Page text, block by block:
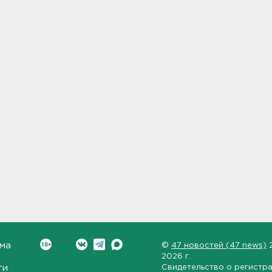
© 47 новостей (47 news)
2026 г.
Свидетельство о